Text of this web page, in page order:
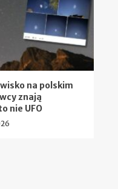
na polskim
znają
nie UFO